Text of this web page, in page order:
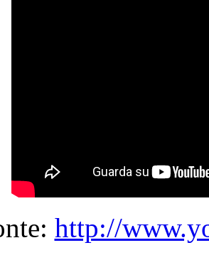
http://